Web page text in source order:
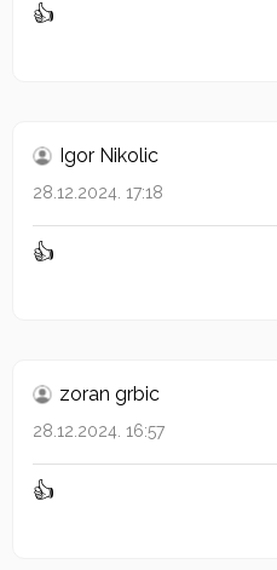
👍
Igor Nikolic
28.12.2024. 17:18
👍
zoran grbic
28.12.2024. 16:57
👍